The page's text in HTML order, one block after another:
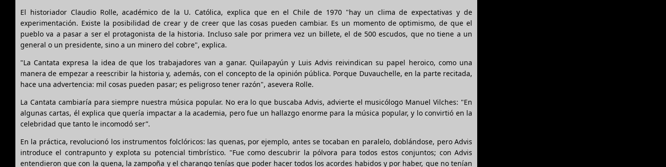
El historiador Claudio Rolle, académico de la U. Católica, explica que en el Chile de 1970 "hay un clima de expectativas y de
experimentación. Existe la posibilidad de crear y de creer que las cosas pueden cambiar. Es un momento de optimismo, de que el
pueblo va a pasar a ser el protagonista de la historia. Incluso sale por primera vez un billete, el de 500 escudos, que no tiene a un
general o un presidente, sino a un minero del cobre", explica.
"La Cantata expresa la idea de que los trabajadores van a ganar. Quilapayún y Luis Advis reivindican su papel heroico, como una
manera de empezar a reescribir la historia y, además, con el concepto de la opinión pública. Porque Duvauchelle, en la parte recitada,
hace una advertencia: mil cosas pueden pasar; es peligroso tener razón", asevera Rolle.
La Cantata cambiaría para siempre nuestra música popular. No era lo que buscaba Advis, advierte el musicólogo Manuel Vilches: "En
algunas cartas, él explica que quería impactar a la academia, pero fue un hallazgo enorme para la música popular, y lo convirtió en la
celebridad que tanto le incomodó ser”.
En la práctica, revolucionó los instrumentos folclóricos: las quenas, por ejemplo, antes se tocaban en paralelo, doblándose, pero Advis
introduce el contrapunto y explota su potencial timbrístico. "Fue como descubrir la pólvora para todos estos conjuntos; con Advis
entendieron que con la quena, la zampoña y el charango tenías que poder hacer todos los acordes habidos y por haber, que no tenían